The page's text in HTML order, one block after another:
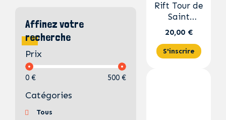
Affinez votre
recherche
Prix
0 € 500 €
Catégories
Tous
Rift Tour de
Saint
Etienne
20,00 €
S'inscrire